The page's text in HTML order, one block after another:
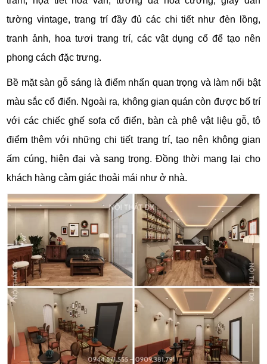
tường vintage, trang trí đầy đủ các chi tiết như đèn lồng,
tranh ảnh, hoa tươi trang trí, các vật dụng cổ để tạo nên
phong cách đặc trưng.
Bề mặt sàn gỗ sáng là điểm nhấn quan trọng và làm nổi bật
màu sắc cổ điển. Ngoài ra, không gian quán còn được bố trí
với các chiếc ghế sofa cổ điển, bàn cà phê vật liệu gỗ, tô
điểm thêm với những chi tiết trang trí, tạo nên không gian
ấm cúng, hiện đại và sang trọng. Đồng thời mang lại cho
khách hàng cảm giác thoải mái như ở nhà.